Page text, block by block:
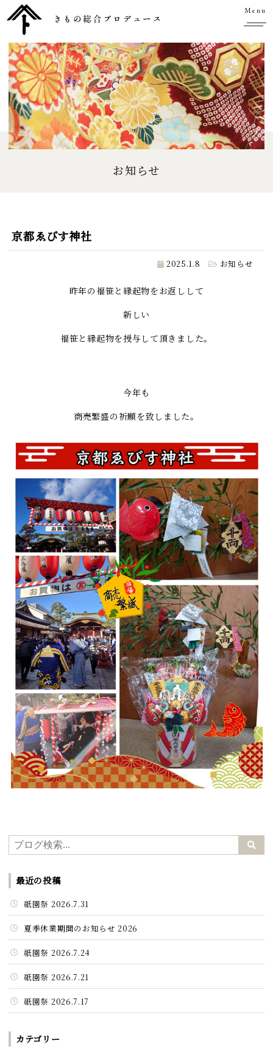
Menu
お知らせ
京都ゑびす神社
2025.1.8 お知らせ
昨年の福笹と縁起物をお返しして
新しい
福笹と縁起物を授与して頂きました。
今年も
商売繁盛の祈願を致しました。
最近の投稿
祇園祭 2026.7.31
夏季休業期間のお知らせ 2026
祇園祭 2026.7.24
祇園祭 2026.7.21
祇園祭 2026.7.17
カテゴリー